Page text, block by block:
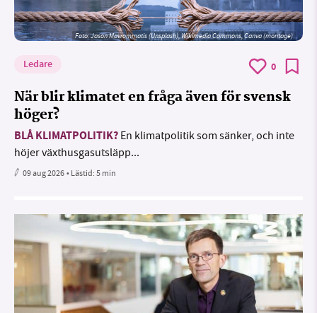
Foto: Jason Mavrommatis (Unsplash), Wikimedia Commons, Canva (montage)
Ledare 0
När blir klimatet en fråga även för svensk
höger?
BLÅ KLIMATPOLITIK? En klimatpolitik som sänker, och inte
höjer växthusgasutsläpp...
09 aug 2026• Lästid:5 min